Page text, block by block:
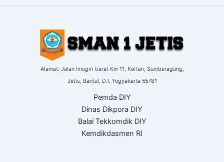
Alamat: Jalan Imogiri barat Km 11, Kertan, Sumberagung,
Jetis, Bantul, D.I. Yogyakarta 55781
Pemda DIY
Dinas Dikpora DIY
Balai Tekkomdik DIY
Kemdikdasmen RI